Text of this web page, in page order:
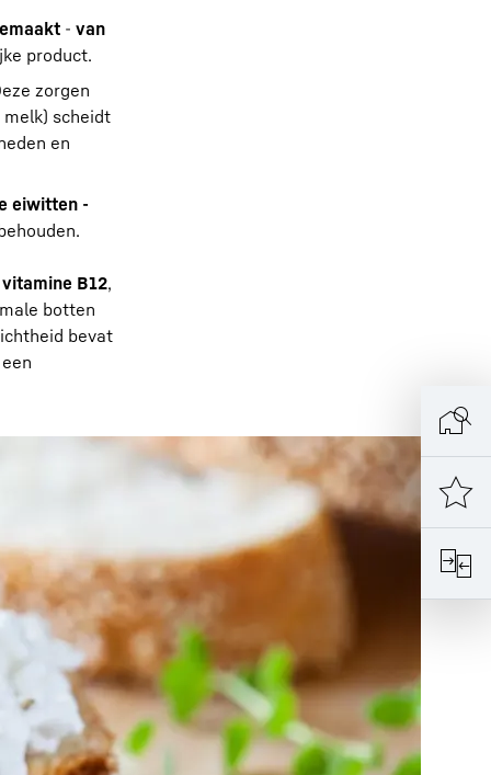
- van
product.
zorgen
scheidt
en
eiwitten -
B12,
botten
bevat